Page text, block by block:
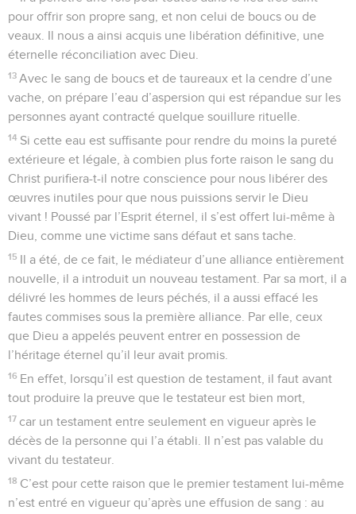
pour offrir son propre sang, et non celui de boucs ou de
veaux. Il nous a ainsi acquis une libération définitive, une
éternelle réconciliation avec Dieu.
13 Avec le sang de boucs et de taureaux et la cendre d’une
vache, on prépare l’eau d’aspersion qui est répandue sur les
personnes ayant contracté quelque souillure rituelle.
14 Si cette eau est suffisante pour rendre du moins la pureté
extérieure et légale, à combien plus forte raison le sang du
Christ purifiera-t-il notre conscience pour nous libérer des
œuvres inutiles pour que nous puissions servir le Dieu
vivant ! Poussé par l’Esprit éternel, il s’est offert lui-même à
Dieu, comme une victime sans défaut et sans tache.
15 Il a été, de ce fait, le médiateur d’une alliance entièrement
nouvelle, il a introduit un nouveau testament. Par sa mort, il a
délivré les hommes de leurs péchés, il a aussi effacé les
fautes commises sous la première alliance. Par elle, ceux
que Dieu a appelés peuvent entrer en possession de
l’héritage éternel qu’il leur avait promis.
16 En effet, lorsqu’il est question de testament, il faut avant
tout produire la preuve que le testateur est bien mort,
17 car un testament entre seulement en vigueur après le
décès de la personne qui l’a établi. Il n’est pas valable du
vivant du testateur.
18 C’est pour cette raison que le premier testament lui-même
n’est entré en vigueur qu’après une effusion de sang : au